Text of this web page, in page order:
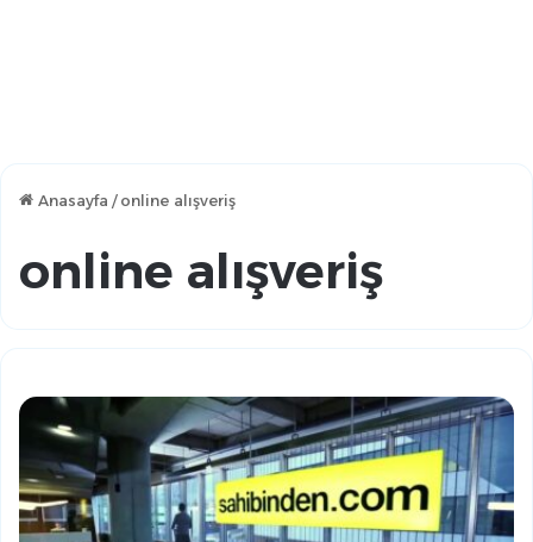
Anasayfa / online alışveriş
online alışveriş